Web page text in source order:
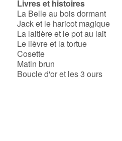
Livres et histoires
La Belle au bois dormant
Jack et le haricot magique
La laitière et le pot au lait
Le lièvre et la tortue
Cosette
Matin brun
Boucle d'or et les 3 ours